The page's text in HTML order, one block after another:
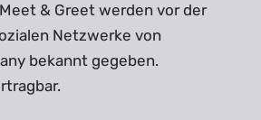
& Greet werden vor der
Netzwerke von
bekannt gegeben.